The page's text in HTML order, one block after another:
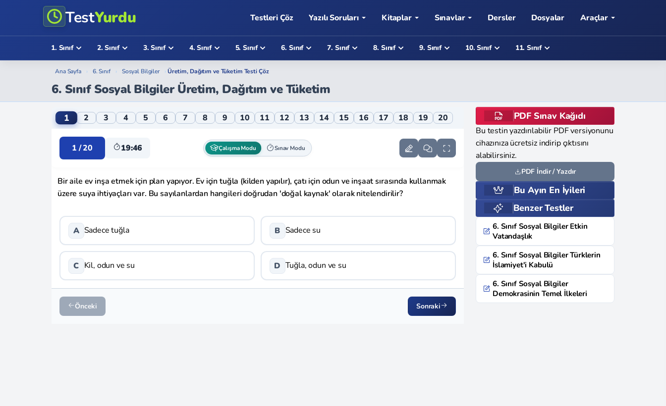
TestYurdu Testleri Çöz Yazılı Soruları Kitaplar Sınavlar Dersler Dosyalar Araçlar
1. Sınıf 2. Sınıf 3. Sınıf 4. Sınıf 5. Sınıf 6. Sınıf 7. Sınıf 8. Sınıf 9. Sınıf 10. Sınıf 11. Sınıf
Ana Sayfa › 6. Sınıf › Sosyal Bilgiler › Üretim, Dağıtım ve Tüketim Testi Çöz
6. Sınıf Sosyal Bilgiler Üretim, Dağıtım ve Tüketim
6. Sınıf Sosyal Bilgiler Üretim, Dağıtım ve Tüketim Online Testi
1 2 3 4 5 6 7 8 9 10 11 12 13 14 15 16 17 18 19 20
1 / 20 19:46 Çalışma Modu Sınav Modu
Bir aile ev inşa etmek için plan yapıyor. Ev için tuğla (kilden yapılır), çatı için odun ve inşaat sırasında kullanmak
üzere suya ihtiyaçları var. Bu sayılanlardan hangileri doğrudan 'doğal kaynak' olarak nitelendirilir?
A Sadece tuğla B Sadece su
C Kil, odun ve su D Tuğla, odun ve su
Önceki Sonraki
PDF Sınav Kağıdı
Bu testin yazdırılabilir PDF versiyonunu
cihazınıza ücretsiz indirip çıktısını
alabilirsiniz.
PDF İndir / Yazdır
Bu Ayın En İyileri
Benzer Testler
6. Sınıf Sosyal Bilgiler Etkin
Vatandaşlık
6. Sınıf Sosyal Bilgiler Türklerin
İslamiyet'i Kabulü
6. Sınıf Sosyal Bilgiler
Demokrasinin Temel İlkeleri